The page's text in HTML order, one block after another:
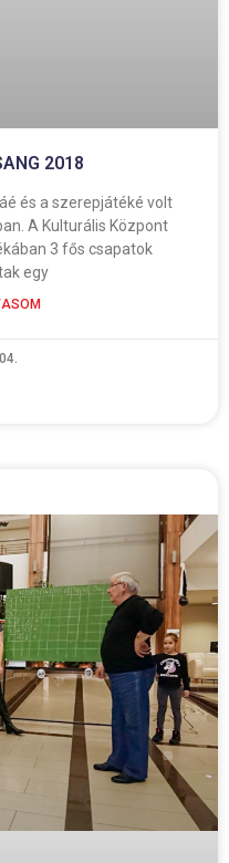
2018
és a szerepjátéké volt
A Kulturális Központ
3 fős csapatok
egy